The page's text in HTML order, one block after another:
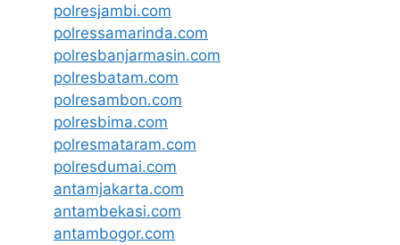
polresjambi.com
polressamarinda.com
polresbanjarmasin.com
polresbatam.com
polresambon.com
polresbima.com
polresmataram.com
polresdumai.com
antamjakarta.com
antambekasi.com
antambogor.com